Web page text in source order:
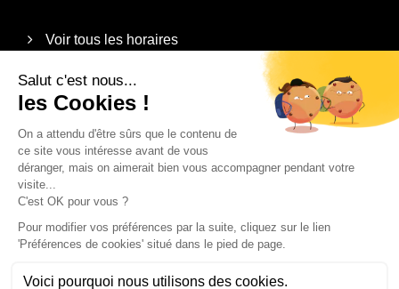
Voir tous les horaires
Informations
Plan du site
Mentions légales
Politique de confidentialité
Recrutement